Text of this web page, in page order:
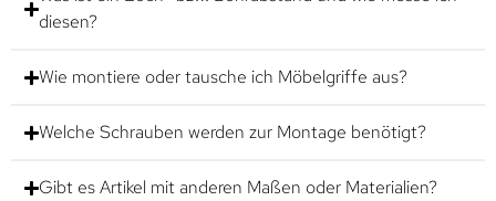
diesen?
Wie montiere oder tausche ich Möbelgriffe aus?
Welche Schrauben werden zur Montage benötigt?
Gibt es Artikel mit anderen Maßen oder Materialien?